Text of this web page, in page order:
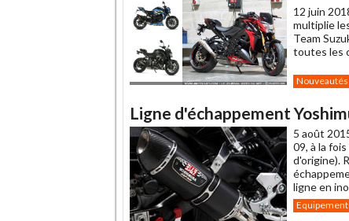
12 juin
multiplie
Team
toutes les
Nouveautés
Ligne d'échappement
5 août
09, à la
d'origine).
ligne en
Equipement